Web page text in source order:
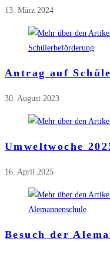
13. März 2024
Antrag auf
30. August 2023
Umweltwoche
16. April 2025
Besuch der